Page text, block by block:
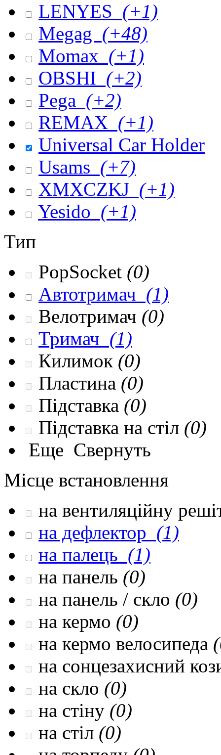
LENYES (+1)
Megag (+48)
Momax (+1)
OBSHI (+2)
Pega (+2)
REMAX (+1)
Universal Car Holder
Usams (+7)
XMXCZKJ (+1)
Yesido (+1)
Тип
PopSocket (0)
Автотримач (1)
Велотримач (0)
Тримач (1)
Килимок (0)
Пластина (0)
Підставка (0)
Підставка на стіл (0)
Еще Свернуть
Місце встановлення
на вентиляційну
на дефлектор (1)
на палець (1)
на панель (0)
на панель / скло (0)
на кермо (0)
на кермо велосипеда
на сонцезахисний
на скло (0)
на стіну (0)
на стіл (0)